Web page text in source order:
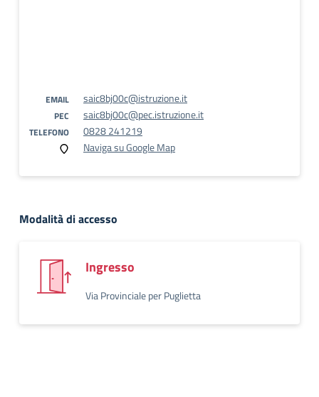
EMAIL saic8bj00c@istruzione.it
PEC saic8bj00c@pec.istruzione.it
TELEFONO
0828 241219
Naviga su Google Map
Modalità di accesso
Ingresso
Via Provinciale per Puglietta